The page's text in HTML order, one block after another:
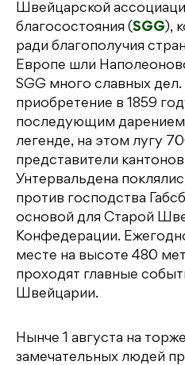
Швейцарской
благосостояния (SGG),
ради благополучия
Европе шли
SGG много славных
приобретение в 1859
последующим
легенде, на этом лугу
представители
Унтервальдена
против господства
основой для Старой
Конфедерации.
месте на высоте 480
проходят главные
Швейцарии.
Нынче 1 августа на
замечательных людей